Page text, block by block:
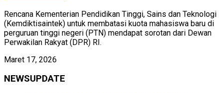
Rencana Kementerian Pendidikan Tinggi, Sains dan Teknologi
(Kemdiktisaintek) untuk membatasi kuota mahasiswa baru di
perguruan tinggi negeri (PTN) mendapat sorotan dari Dewan
Perwakilan Rakyat (DPR) RI.
Maret 17, 2026
NEWSUPDATE